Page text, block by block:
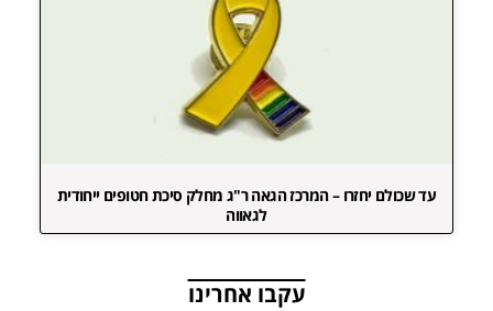
עד שכולם יחזרו – המרכז הגאה ר"ג מחלק סיכת חטופים ייחודית
לגאווה
עקבו אחרינו